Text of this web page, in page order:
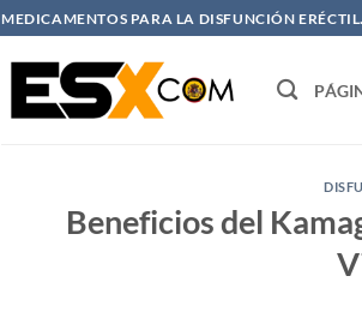
MEDICAMENTOS PARA LA DISFUNCIÓN
Beneficios del